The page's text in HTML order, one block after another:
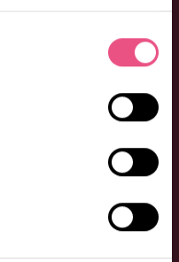
‘VAN ZORGEN DAT, NAAR ZORGEN SAMEN’